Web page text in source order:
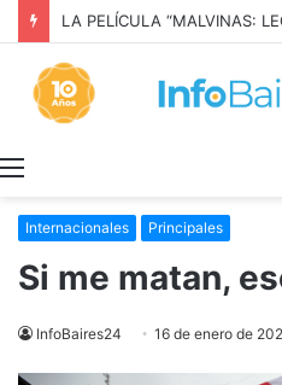
Internacionales Principales
Si me matan,
InfoBaires24 16 de enero de